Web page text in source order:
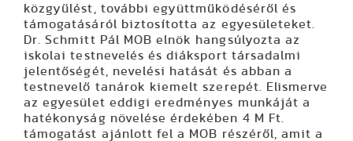
közgyűlést, további együttműködéséről és
támogatásáról biztosította az egyesületeket.
Dr. Schmitt Pál MOB elnök hangsúlyozta az
iskolai testnevelés és diáksport társadalmi
jelentőségét, nevelési hatását és abban a
testnevelő tanárok kiemelt szerepét. Elismerve
az egyesület eddigi eredményes munkáját a
hatékonyság növelése érdekében 4 M Ft.
támogatást ajánlott fel a MOB részéről, amit a